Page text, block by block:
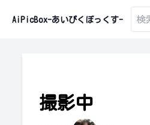
AiPicBox-あいぴくぼっくす-
撮影中